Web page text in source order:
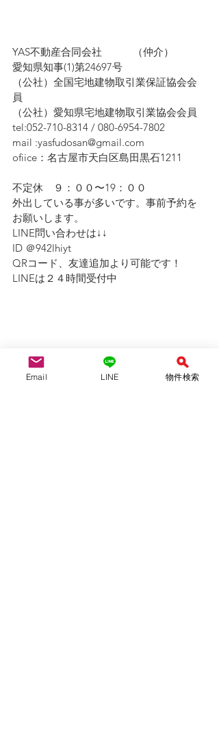
YAS不動産合同会社　　　（仲介）
愛知県知事(1)第24697号
（公社）全国宅地建物取引業保証協会会
員
（公社）愛知県宅地建物取引業協会会員
tel:052-710-8314 / 080-6954-7802
mail :yasfudosan@gmail.com
ofiice：名古屋市天白区島田黒石1211
不定休　９：００〜19：００
外出している事が多いです。事前予約を
お願いします。
LINE問い合わせは↓↓
ID ＠942lhiyt
QRコード、友達追加より可能です！
LINEは２４時間受付中
Email LINE 物件検索